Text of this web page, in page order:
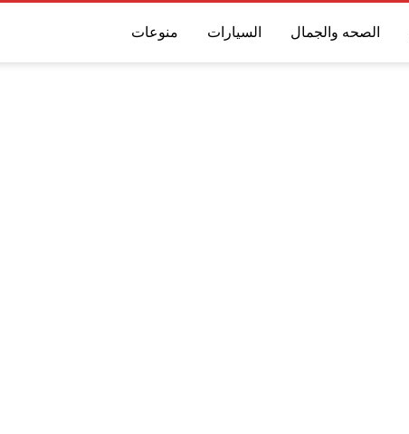
الصحه والجمال السيارات منوعات